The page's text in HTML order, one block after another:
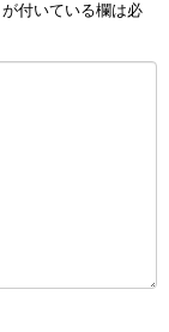
が付いている欄は必